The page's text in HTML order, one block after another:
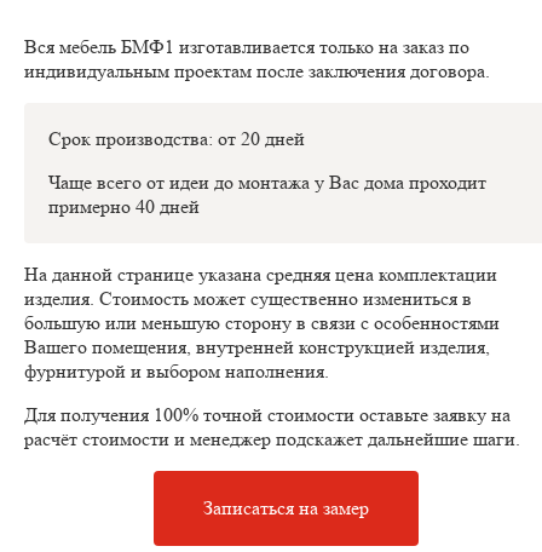
Вся мебель БМФ1 изготавливается только на заказ по
индивидуальным проектам после заключения договора.
Срок производства: от 20 дней
Чаще всего от идеи до монтажа у Вас дома проходит
примерно 40 дней
На данной странице указана средняя цена комплектации
изделия. Стоимость может существенно измениться в
большую или меньшую сторону в связи с особенностями
Вашего помещения, внутренней конструкцией изделия,
фурнитурой и выбором наполнения.
Для получения 100% точной стоимости оставьте заявку на
расчёт стоимости и менеджер подскажет дальнейшие шаги.
Записаться на замер